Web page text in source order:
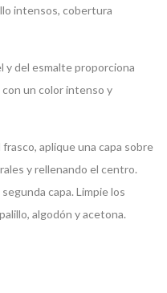
intensos, cobertura
y del esmalte proporciona
un color intenso y
aplique una capa sobre
y rellenando el centro.
capa. Limpie los
algodón y acetona.